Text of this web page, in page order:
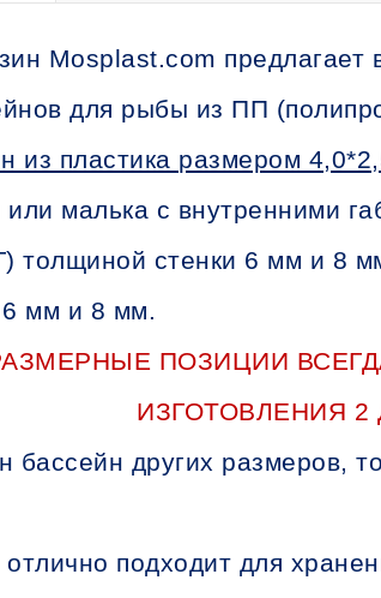
Mosplast.com предлагает
для рыбы из ПП
из пластика размером
малька с внутренними
толщиной стенки 6 мм и 8
6 мм и 8 мм.
ПОЗИЦИИ
ИЗГОТОВЛЕНИЯ 2
бассейн других размеров,
подходит для